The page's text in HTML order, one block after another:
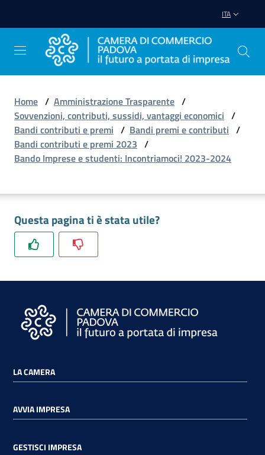
ITA
Avviare
Impresa
Impresa
Promuovere
Impresa
Tutelare
Consumatore
Impresa
Home / Amministrazione Trasparente /
Sovvenzioni, contributi, sussidi, vantaggi economici /
Bandi contributi e premi / Bandi premi e contributi /
Bandi contributi e premi 2023 /
Bando Imprese e studenti: Incontriamoci! 2023-2024
Questa pagina ti è stata utile?
LA CAMERA
AVVIA IMPRESA
GESTISCI IMPRESA